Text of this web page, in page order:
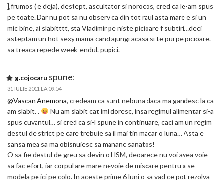
],frumos ( e deja), destept, ascultator si norocos, cred ca le-am spus
pe toate. Dar nu pot sa nu observ ca din tot raul asta mare e si un
mic bine, ai slabitttt, sta Vladimir pe niste picioare f subtiri…deci
asteptam un hot sexy mama cand ajungi acasa si te pui pe picioare.
sa treaca repede week-endul. pupici.
g.cojocaru spune:
31 IULIE 2011 LA 09:54
@Vascan Anemona, credeam ca sunt nebuna daca ma gandesc la ca
am slabit…
Nu am slabit cat imi doresc, insa regimul alimentar si-a
spus cuvantul… si cred ca si-l spune in continuare, caci am un regim
destul de strict pe care trebuie sa il mai tin macar o luna… Asta e
sansa mea sa ma obisnuiesc sa mananc sanatos!
O sa fie destul de greu sa devin o HSM, deoarece nu voi avea voie
sa fac efort, iar corpul are mare nevoie de miscare pentru a se
modela pe ici pe colo. In aceste prime 6 luni o sa vad ce pot rezolva